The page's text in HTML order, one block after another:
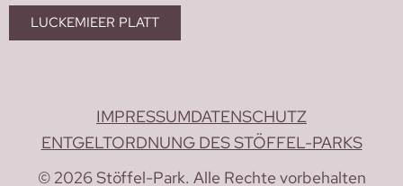
LUCKEMIEER PLATT
IMPRESSUMDATENSCHUTZ
ENTGELTORDNUNG DES STÖFFEL-PARKS
© 2026Stöffel-Park. Alle Rechte vorbehalten